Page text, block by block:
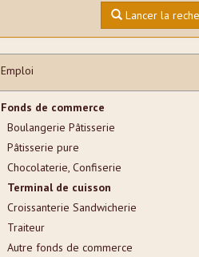
Lancer la
Emploi
Fonds de commerce
Boulangerie Pâtisserie
Pâtisserie pure
Chocolaterie, Confiserie
Terminal de cuisson
Croissanterie Sandwicherie
Traiteur
Autre fonds de commerce